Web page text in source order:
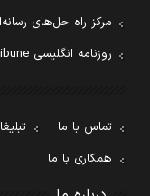
مرکز راه حل‌های
روزنامه انگلیسی Financial Tribune
تماس با ما
همکاری با ما